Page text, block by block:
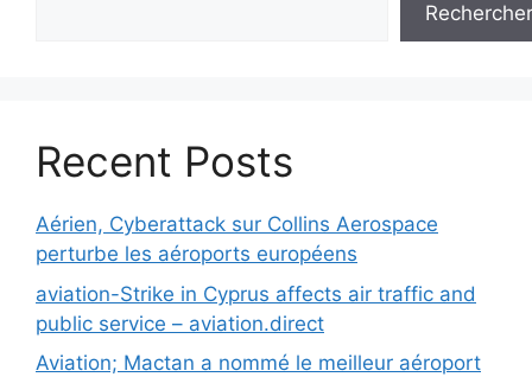
Rechercher
Recent Posts
Aérien, Cyberattack sur Collins Aerospace
perturbe les aéroports européens
aviation-Strike in Cyprus affects air traffic and
public service – aviation.direct
Aviation; Mactan a nommé le meilleur aéroport